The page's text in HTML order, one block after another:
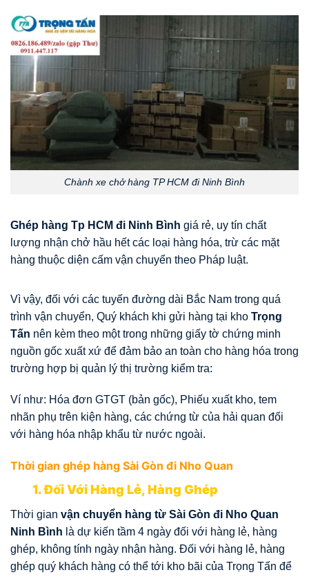
Chành xe chở hàng TP HCM đi Ninh Bình
Ghép hàng Tp HCM đi Ninh Bình giá rẻ, uy tín chất
lượng nhận chở hầu hết các loại hàng hóa, trừ các mặt
hàng thuộc diện cấm vận chuyển theo Pháp luật.
Vì vậy, đối với các tuyến đường dài Bắc Nam trong quá
trình vận chuyển, Quý khách khi gửi hàng tại kho Trọng
Tấn nên kèm theo một trong những giấy tờ chứng minh
nguồn gốc xuất xứ để đảm bảo an toàn cho hàng hóa trong
trường hợp bị quản lý thị trường kiểm tra:
Ví như: Hóa đơn GTGT (bản gốc), Phiếu xuất kho, tem
nhãn phụ trên kiện hàng, các chứng từ của hải quan đối
với hàng hóa nhập khẩu từ nước ngoài.
Thời gian ghép hàng Sài Gòn đi Nho Quan
1. Đối Với Hàng Lẻ, Hàng Ghép
Thời gian vận chuyển hàng từ Sài Gòn đi Nho Quan
Ninh Bình là dự kiến tầm 4 ngày đối với hàng lẻ, hàng
ghép, không tính ngày nhận hàng. Đối với hàng lẻ, hàng
ghép quý khách hàng có thể tới kho bãi của Trọng Tấn để